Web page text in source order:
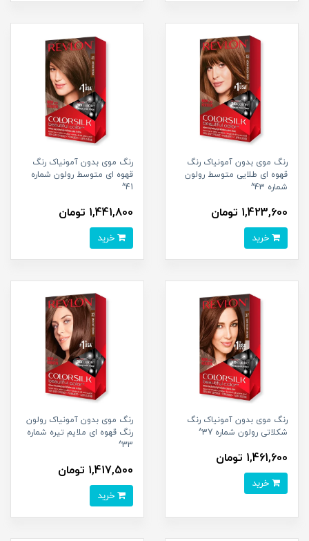
رنگ موی بدون آمونیاک رنگ
قهوه ای طلایی متوسط رولون
شماره 43^
1,423,600 تومان
رنگ موی بدون آمونیاک رنگ
قهوه ای متوسط رولون شماره
41^
1,441,800 تومان
رنگ موی بدون آمونیاک رنگ
شکلاتی رولون شماره 37^
1,461,600 تومان
رنگ موی بدون آمونیاک رولون
رنگ قهوه ای ملایم تیره شماره
33^
1,417,500 تومان